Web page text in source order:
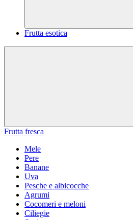
Frutta esotica
Frutta fresca
Mele
Pere
Banane
Uva
Pesche e albicocche
Agrumi
Cocomeri e meloni
Ciliegie